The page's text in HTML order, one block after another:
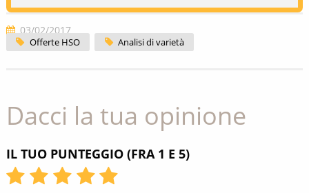
03/02/2017
Offerte HSO Analisi di varietà
Dacci la tua opinione
IL TUO PUNTEGGIO (FRA 1 E 5)